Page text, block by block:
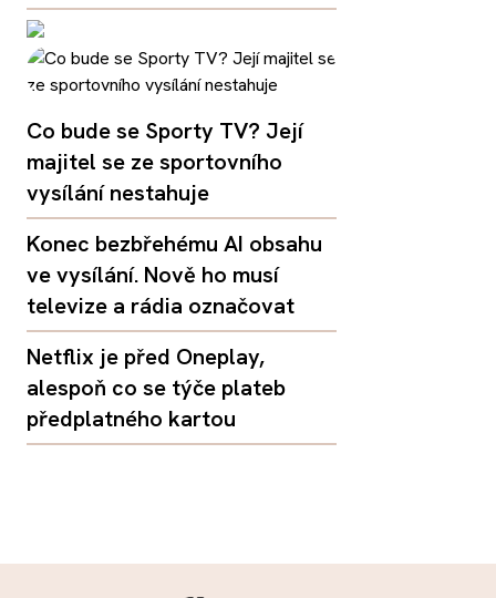
Co bude se Sporty TV? Její
majitel se ze sportovního
vysílání nestahuje
Konec bezbřehému AI obsahu
ve vysílání. Nově ho musí
televize a rádia označovat
Netflix je před Oneplay,
alespoň co se týče plateb
předplatného kartou